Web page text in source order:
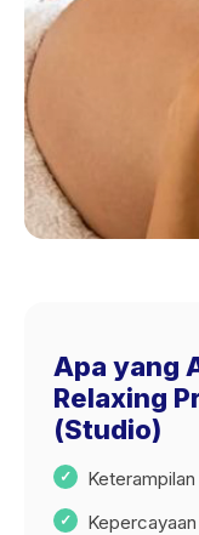
Apa yang
Relaxing
(Studio)